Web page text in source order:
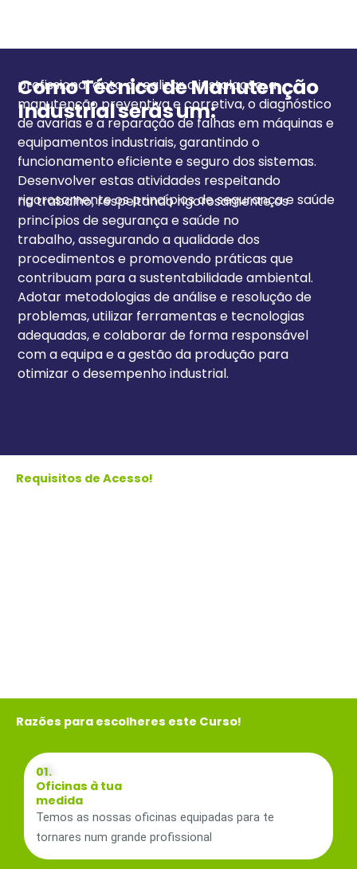
Como Técnico de Manutenção
Industrial serás um:
profissional apto a realizar a instalação, a
manutenção preventiva e corretiva, o diagnóstico
de avarias e a reparação de falhas em máquinas e
equipamentos industriais, garantindo o
funcionamento eficiente e seguro dos sistemas.
Desenvolver estas atividades respeitando
rigorosamente os princípios de segurança e saúde
no trabalho, respeitando rigorosamente os
princípios de segurança e saúde no
trabalho,assegurando a qualidade dos
procedimentos e promovendo práticas que
contribuam para a sustentabilidade ambiental.
Adotar metodologias de análise e resolução de
problemas, utilizar ferramentas e tecnologias
adequadas, e colaborar de forma responsável
com a equipa e a gestão da produção para
otimizar o desempenho industrial.
Requisitos de Acesso!
Razões para escolheres este Curso!
01.
Oficinas à tua
medida
Temos as nossas oficinas equipadas para te
tornares num grande profissional